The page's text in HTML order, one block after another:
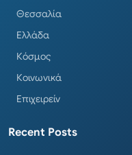
Θεσσαλία
Ελλάδα
Κόσμος
Κοινωνικά
Επιχειρείν
Recent Posts